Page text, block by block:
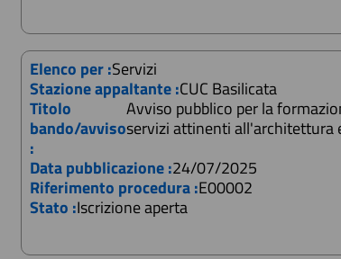
Elenco per :Servizi
Stazione appaltante :CUC Basilicata
Titolo
bando/avviso
:
Avviso pubblico per la
servizi attinenti all'architettura
Data pubblicazione :24/07/2025
Riferimento procedura :E00002
Stato :Iscrizione aperta